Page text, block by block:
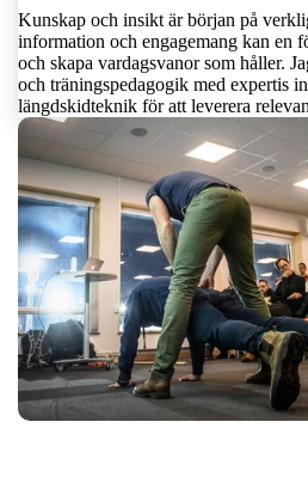
Kunskap och insikt är början på
information och engagemang kan en
och skapa vardagsvanor som håller.
och träningspedagogik med expertis
längdskidteknik för att leverera